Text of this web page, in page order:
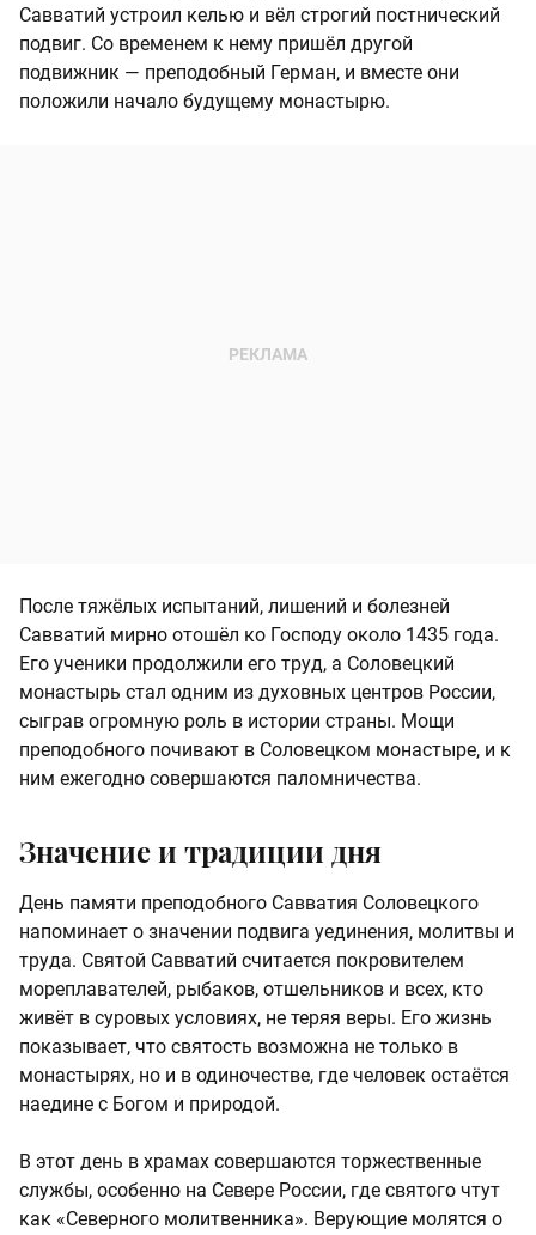
Савватий устроил келью и вёл строгий постнический
подвиг. Со временем к нему пришёл другой
подвижник — преподобный Герман, и вместе они
положили начало будущему монастырю.
После тяжёлых испытаний, лишений и болезней
Савватий мирно отошёл ко Господу около 1435 года.
Его ученики продолжили его труд, а Соловецкий
монастырь стал одним из духовных центров России,
сыграв огромную роль в истории страны. Мощи
преподобного почивают в Соловецком монастыре, и к
ним ежегодно совершаются паломничества.
Значение и традиции дня
День памяти преподобного Савватия Соловецкого
напоминает о значении подвига уединения, молитвы и
труда. Святой Савватий считается покровителем
мореплавателей, рыбаков, отшельников и всех, кто
живёт в суровых условиях, не теряя веры. Его жизнь
показывает, что святость возможна не только в
монастырях, но и в одиночестве, где человек остаётся
наедине с Богом и природой.
В этот день в храмах совершаются торжественные
службы, особенно на Севере России, где святого чтут
как «Северного молитвенника». Верующие молятся о